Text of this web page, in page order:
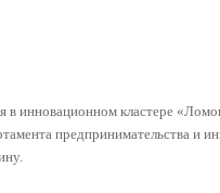
инновационном кластере
предпринимательства и